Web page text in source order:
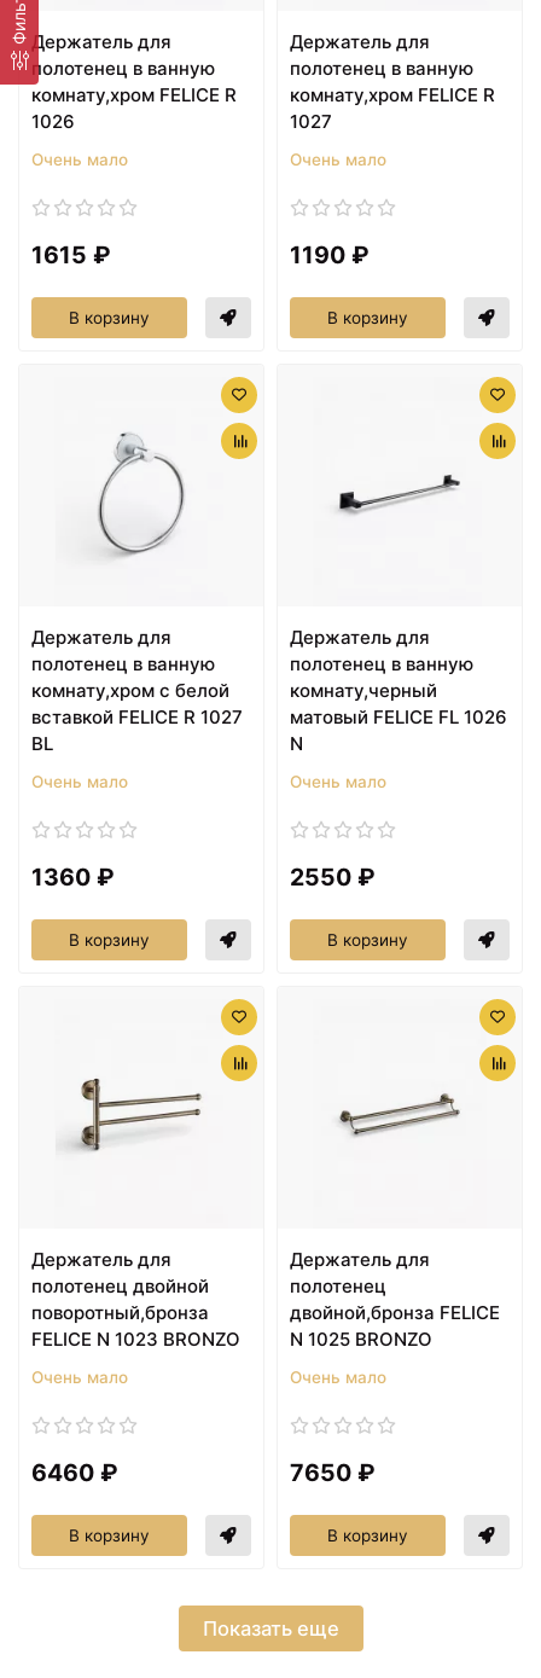
Фильтр Держатель для
полотенец в ванную
комнату,хром FELICE R
1026
Очень мало
1615 ₽
В корзину
Держатель для
полотенец в ванную
комнату,хром FELICE R
1027
Очень мало
1190 ₽
В корзину
Держатель для
полотенец в ванную
комнату,хром с белой
вставкой FELICE R 1027
BL
Очень мало
1360 ₽
В корзину
Держатель для
полотенец в ванную
комнату,черный
матовый FELICE FL 1026
N
Очень мало
2550 ₽
В корзину
Держатель для
полотенец двойной
поворотный,бронза
FELICE N 1023 BRONZO
Очень мало
6460 ₽
В корзину
Держатель для
полотенец
двойной,бронза FELICE
N 1025 BRONZO
Очень мало
7650 ₽
В корзину
Показать еще